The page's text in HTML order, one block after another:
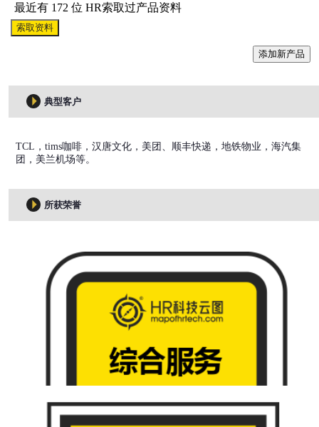
最近有 172 位 HR索取过产品资料
索取资料
添加新产品
典型客户
TCL，tims咖啡，汉唐文化，美团、顺丰快递，地铁物业，海汽集
团，美兰机场等。
所获荣誉